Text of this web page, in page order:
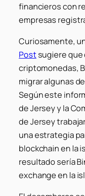
financieros con
empresas
Curiosamente,
Post sugiere que
criptomonedas,
migrar algunas
Según este
de Jersey y la
de Jersey
una estrategia
blockchain en la
resultado sería
exchange en la